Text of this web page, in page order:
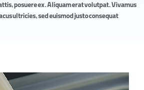
posuere ex. Aliquam erat volutpat. Vivamus
ultricies, sed euismod justo consequat.